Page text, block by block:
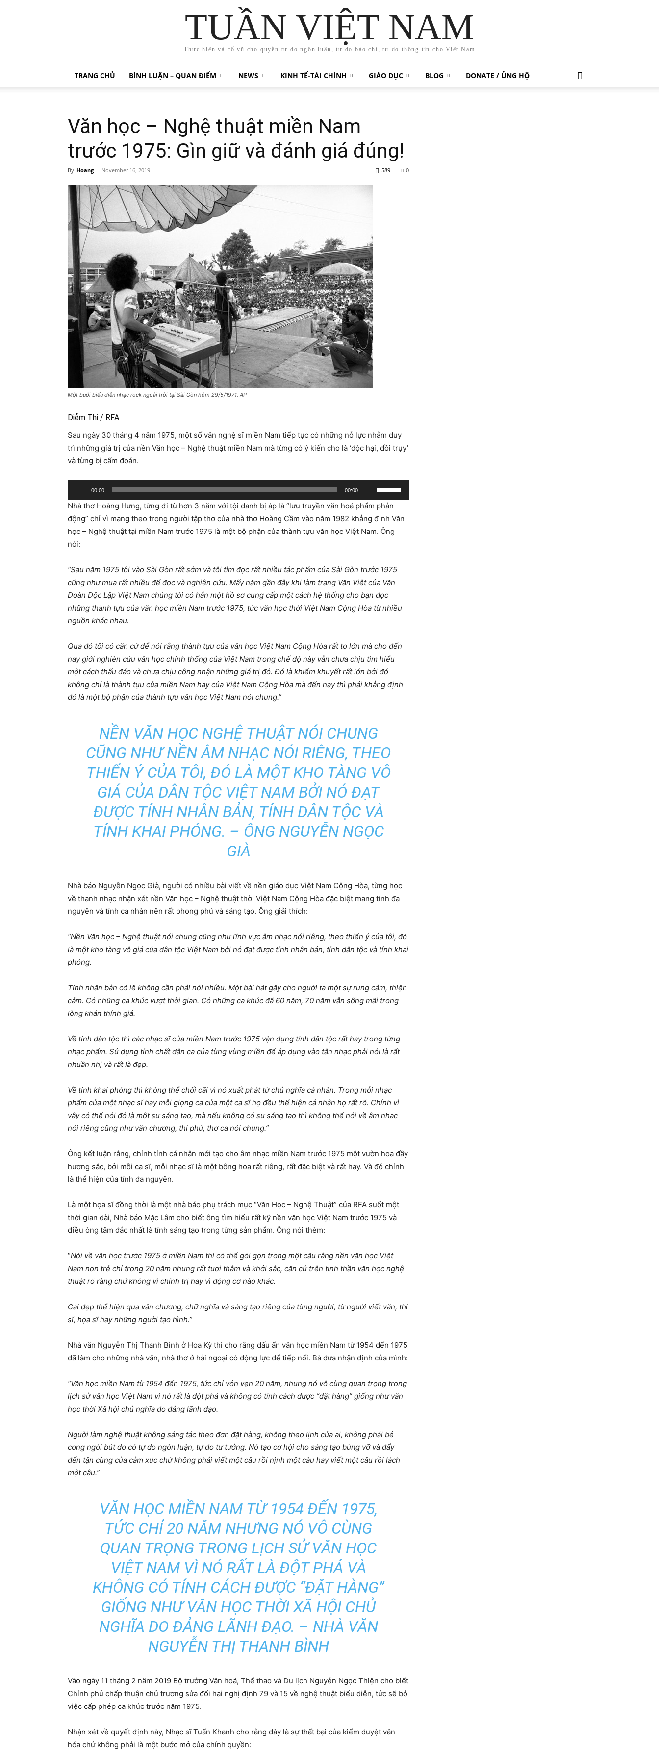
TUẦN VIỆT NAM
Thực hiện và cổ vũ cho quyền tự do ngôn luận, tự do báo chí, tự do thông tin cho Việt Nam
TRANG CHỦ BÌNH LUẬN – QUAN ĐIỂM NEWS KINH TẾ-TÀI CHÍNH GIÁO DỤC BLOG DONATE / ỦNG HỘ
Văn học – Nghệ thuật miền Nam
trước 1975: Gìn giữ và đánh giá đúng!
By Hoang - November 16, 2019 0
589
Một buổi biểu diễn nhạc rock ngoài trời tại Sài Gòn hôm 29/5/1971. AP
Diễm Thi / RFA
Sau ngày 30 tháng 4 năm 1975, một số văn nghệ sĩ miền Nam tiếp tục có những nỗ lực nhằm duy
trì những giá trị của nền Văn học – Nghệ thuật miền Nam mà từng có ý kiến cho là ‘độc hại, đồi trụy’
và từng bị cấm đoán.
Player
00:00 00:00
Up/Down
Arrow
keys
to
decrease
volume.
Nhà thơ Hoàng Hưng, từng đi tù hơn 3 năm với tội danh bị áp là “lưu truyền văn hoá phẩm phản
động” chỉ vì mang theo trong người tập thơ của nhà thơ Hoàng Cầm vào năm 1982 khẳng định Văn
học – Nghệ thuật tại miền Nam trước 1975 là một bộ phận của thành tựu văn học Việt Nam. Ông
nói:
“Sau năm 1975 tôi vào Sài Gòn rất sớm và tôi tìm đọc rất nhiều tác phẩm của Sài Gòn trước 1975
cũng như mua rất nhiều để đọc và nghiên cứu. Mấy năm gần đây khi làm trang Văn Việt của Văn
Đoàn Độc Lập Việt Nam chúng tôi có hẳn một hồ sơ cung cấp một cách hệ thống cho bạn đọc
những thành tựu của văn học miền Nam trước 1975, tức văn học thời Việt Nam Cộng Hòa từ nhiều
nguồn khác nhau.
Qua đó tôi có căn cứ để nói rằng thành tựu của văn học Việt Nam Cộng Hòa rất to lớn mà cho đến
nay giới nghiên cứu văn học chính thống của Việt Nam trong chế độ này vẫn chưa chịu tìm hiểu
một cách thấu đáo và chưa chịu công nhận những giá trị đó. Đó là khiếm khuyết rất lớn bởi đó
không chỉ là thành tựu của miền Nam hay của Việt Nam Cộng Hòa mà đến nay thì phải khẳng định
đó là một bộ phận của thành tựu văn học Việt Nam nói chung.”
NỀN VĂN HỌC NGHỆ THUẬT NÓI CHUNG
CŨNG NHƯ NỀN ÂM NHẠC NÓI RIÊNG, THEO
THIỂN Ý CỦA TÔI, ĐÓ LÀ MỘT KHO TÀNG VÔ
GIÁ CỦA DÂN TỘC VIỆT NAM BỞI NÓ ĐẠT
ĐƯỢC TÍNH NHÂN BẢN, TÍNH DÂN TỘC VÀ
TÍNH KHAI PHÓNG. – ÔNG NGUYỄN NGỌC
GIÀ
Nhà báo Nguyễn Ngọc Già, người có nhiều bài viết về nền giáo dục Việt Nam Cộng Hòa, từng học
về thanh nhạc nhận xét nền Văn học – Nghệ thuật thời Việt Nam Cộng Hòa đặc biệt mang tính đa
nguyên và tính cá nhân nên rất phong phú và sáng tạo. Ông giải thích:
“Nền Văn học – Nghệ thuật nói chung cũng như lĩnh vực âm nhạc nói riêng, theo thiển ý của tôi, đó
là một kho tàng vô giá của dân tộc Việt Nam bởi nó đạt được tính nhân bản, tính dân tộc và tính khai
phóng.
Tính nhân bản có lẽ không cần phải nói nhiều. Một bài hát gây cho người ta một sự rung cảm, thiện
cảm. Có những ca khúc vượt thời gian. Có những ca khúc đã 60 năm, 70 năm vẫn sống mãi trong
lòng khán thính giả.
Về tính dân tộc thì các nhạc sĩ của miền Nam trước 1975 vận dụng tính dân tộc rất hay trong từng
nhạc phẩm. Sử dụng tính chất dân ca của từng vùng miền để áp dụng vào tân nhạc phải nói là rất
nhuần nhị và rất là đẹp.
Về tính khai phóng thì không thể chối cãi vì nó xuất phát từ chủ nghĩa cá nhân. Trong mỗi nhạc
phẩm của một nhạc sĩ hay mỗi giọng ca của một ca sĩ họ đều thể hiện cá nhân họ rất rõ. Chính vì
vậy có thể nói đó là một sự sáng tạo, mà nếu không có sự sáng tạo thì không thể nói về âm nhạc
nói riêng cũng như văn chương, thi phú, thơ ca nói chung.”
Ông kết luận rằng, chính tính cá nhân mới tạo cho âm nhạc miền Nam trước 1975 một vườn hoa đầy
hương sắc, bởi mỗi ca sĩ, mỗi nhạc sĩ là một bông hoa rất riêng, rất đặc biệt và rất hay. Và đó chính
là thể hiện của tính đa nguyên.
Là một họa sĩ đồng thời là một nhà báo phụ trách mục “Văn Học – Nghệ Thuật” của RFA suốt một
thời gian dài, Nhà báo Mặc Lâm cho biết ông tìm hiểu rất kỹ nền văn học Việt Nam trước 1975 và
điều ông tâm đắc nhất là tính sáng tạo trong từng sản phẩm. Ông nói thêm:
“Nói về văn học trước 1975 ở miền Nam thì có thể gói gọn trong một câu rằng nền văn học Việt
Nam non trẻ chỉ trong 20 năm nhưng rất tươi thắm và khởi sắc, căn cứ trên tinh thần văn học nghệ
thuật rõ ràng chứ không vì chính trị hay vì động cơ nào khác.
Cái đẹp thể hiện qua văn chương, chữ nghĩa và sáng tạo riêng của từng người, từ người viết văn, thi
sĩ, họa sĩ hay những người tạo hình.”
Nhà văn Nguyễn Thị Thanh Bình ở Hoa Kỳ thì cho rằng dấu ấn văn học miền Nam từ 1954 đến 1975
đã làm cho những nhà văn, nhà thơ ở hải ngoại có động lực để tiếp nối. Bà đưa nhận định của mình:
“Văn học miền Nam từ 1954 đến 1975, tức chỉ vỏn vẹn 20 năm, nhưng nó vô cùng quan trọng trong
lịch sử văn học Việt Nam vì nó rất là đột phá và không có tính cách được “đặt hàng” giống như văn
học thời Xã hội chủ nghĩa do đảng lãnh đạo.
Người làm nghệ thuật không sáng tác theo đơn đặt hàng, không theo lịnh của ai, không phải bẻ
cong ngòi bút do có tự do ngôn luận, tự do tư tưởng. Nó tạo cơ hội cho sáng tạo bùng vỡ và đẩy
đến tận cùng của cảm xúc chứ không phải viết một câu rồi nịnh một câu hay viết một câu rồi lách
một câu.”
VĂN HỌC MIỀN NAM TỪ 1954 ĐẾN 1975,
TỨC CHỈ 20 NĂM NHƯNG NÓ VÔ CÙNG
QUAN TRỌNG TRONG LỊCH SỬ VĂN HỌC
VIỆT NAM VÌ NÓ RẤT LÀ ĐỘT PHÁ VÀ
KHÔNG CÓ TÍNH CÁCH ĐƯỢC “ĐẶT HÀNG”
GIỐNG NHƯ VĂN HỌC THỜI XÃ HỘI CHỦ
NGHĨA DO ĐẢNG LÃNH ĐẠO. – NHÀ VĂN
NGUYỄN THỊ THANH BÌNH
Vào ngày 11 tháng 2 năm 2019 Bộ trưởng Văn hoá, Thể thao và Du lịch Nguyễn Ngọc Thiện cho biết
Chính phủ chấp thuận chủ trương sửa đổi hai nghị định 79 và 15 về nghệ thuật biểu diễn, tức sẽ bỏ
việc cấp phép ca khúc trước năm 1975.
Nhận xét về quyết định này, Nhạc sĩ Tuấn Khanh cho rằng đây là sự thất bại của kiểm duyệt văn
hóa chứ không phải là một bước mở của chính quyền: